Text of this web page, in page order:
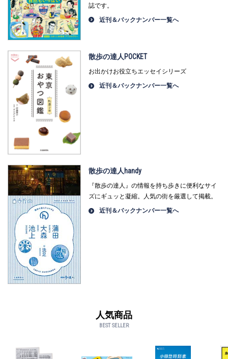
誌です。
近刊＆バックナンバー一覧へ
散歩の達人POCKET
お出かけお役立ちエッセイシリーズ
近刊＆バックナンバー一覧へ
散歩の達人handy
『散歩の達人』の情報を持ち歩きに便利なサイ
ズにギュッと凝縮。人気の街を厳選して掲載。
近刊＆バックナンバー一覧へ
人気商品
BEST SELLER